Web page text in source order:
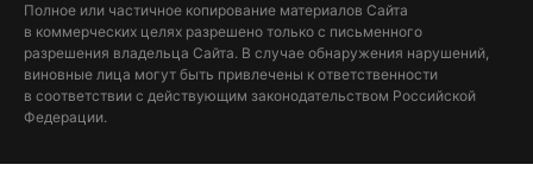
Полное или частичное копирование материалов Сайта
в коммерческих целях разрешено только с письменного
разрешения владельца Сайта. В случае обнаружения нарушений,
виновные лица могут быть привлечены к ответственности
в соответствии с действующим законодательством Российской
Федерации.